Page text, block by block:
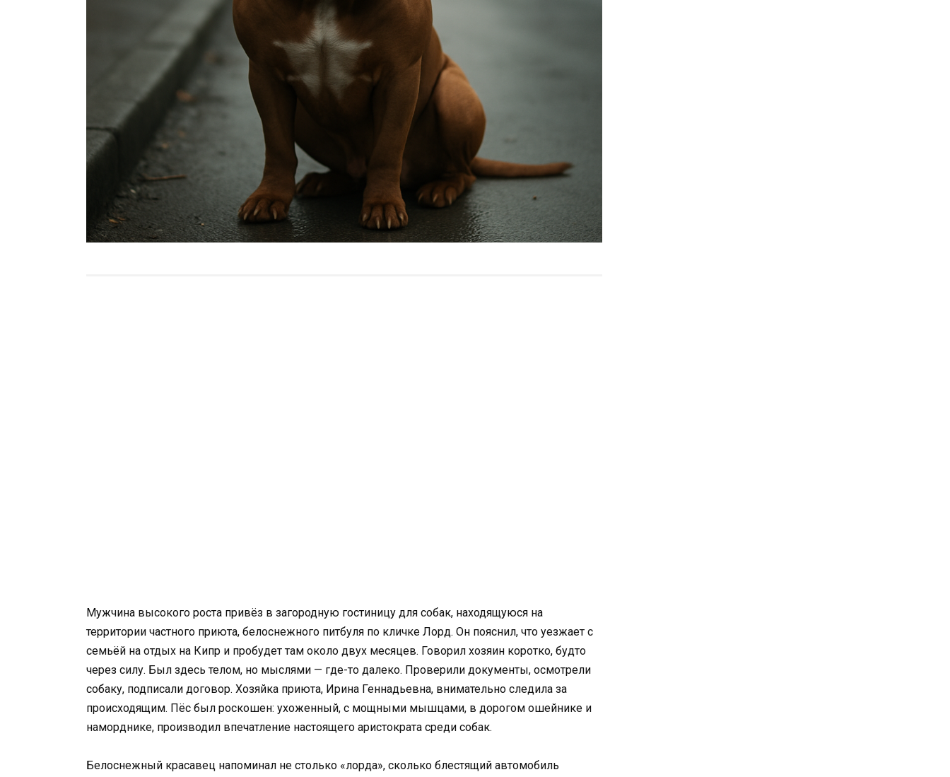
Мужчина высокого роста привёз в загородную гостиницу для собак, находящуюся на
территории частного приюта, белоснежного питбуля по кличке Лорд. Он пояснил, что уезжает с
семьёй на отдых на Кипр и пробудет там около двух месяцев. Говорил хозяин коротко, будто
через силу. Был здесь телом, но мыслями — где-то далеко. Проверили документы, осмотрели
собаку, подписали договор. Хозяйка приюта, Ирина Геннадьевна, внимательно следила за
происходящим. Пёс был роскошен: ухоженный, с мощными мышцами, в дорогом ошейнике и
наморднике, производил впечатление настоящего аристократа среди собак.
Белоснежный красавец напоминал не столько «лорда», сколько блестящий автомобиль